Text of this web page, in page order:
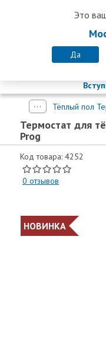
8
Это
Да
8
Пн-Пт с
Тёплый пол
Термостат для
Prog
Код товара: 4252
0 отзывов
НОВИНКА